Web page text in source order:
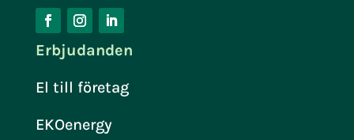
Erbjudanden
El till företag
EKOenergy